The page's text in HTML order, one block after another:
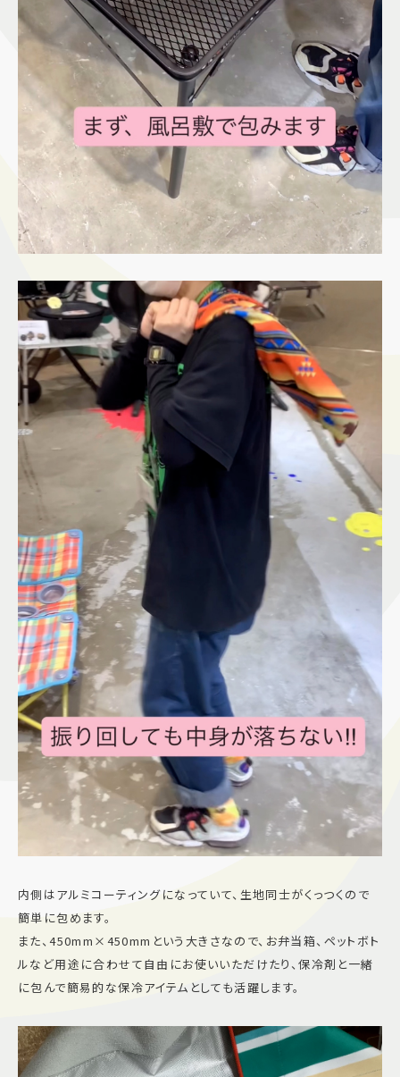
内側はアルミコーティングになっていて、生地同士がくっつくので
簡単に包めます。
また、450mm×450mmという大きさなので、お弁当箱、ペットボト
ルなど用途に合わせて自由にお使いいただけたり、保冷剤と一緒
に包んで簡易的な保冷アイテムとしても活躍します。